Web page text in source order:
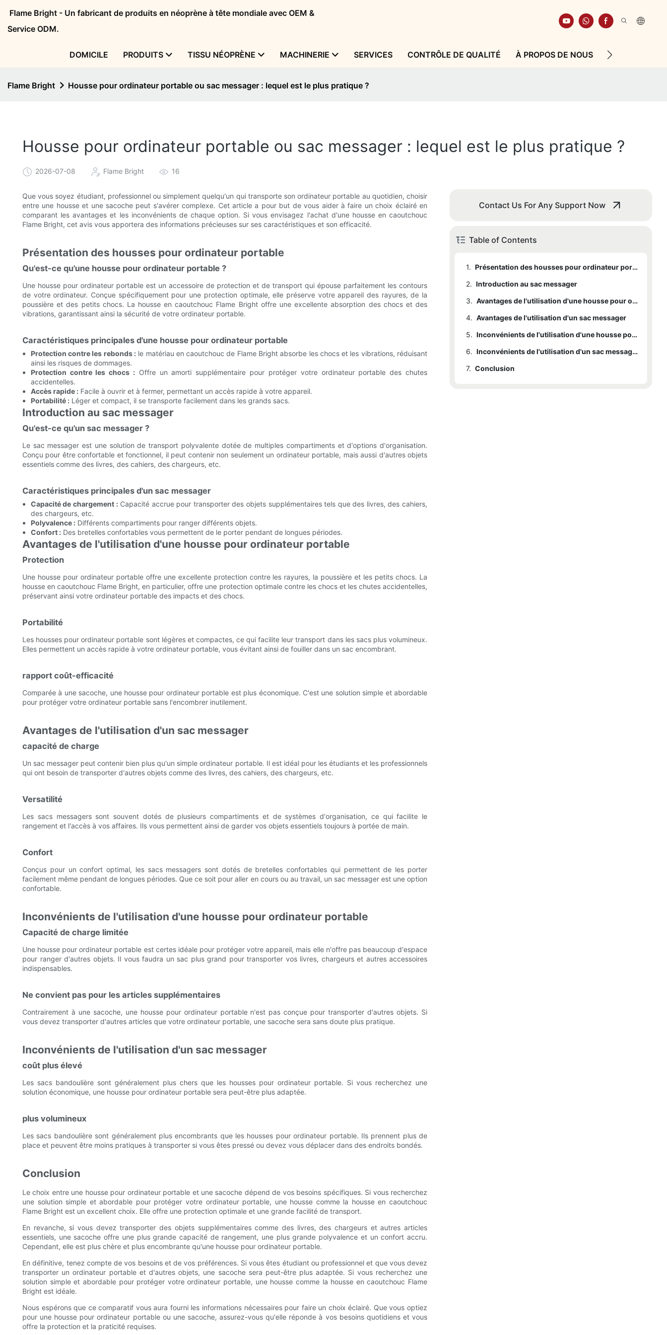
Flame Bright - Un fabricant de produits en néoprène à tête mondiale avec OEM &
Service ODM.
DOMICILE PRODUITS TISSU NÉOPRÈNE MACHINERIE SERVICES CONTRÔLE DE QUALITÉ À PROPOS DE NOUS RESSOURCE
Flame Bright Housse pour ordinateur portable ou sac messager : lequel est le plus pratique ?
Housse pour ordinateur portable ou sac messager : lequel est le plus pratique ?
2026-07-08 Flame Bright 16
Que vous soyez étudiant, professionnel ou simplement quelqu'un qui transporte son ordinateur portable au quotidien, choisir
entre une housse et une sacoche peut s'avérer complexe. Cet article a pour but de vous aider à faire un choix éclairé en
comparant les avantages et les inconvénients de chaque option. Si vous envisagez l'achat d'une housse en caoutchouc
Flame Bright, cet avis vous apportera des informations précieuses sur ses caractéristiques et son efficacité.
Présentation des housses pour ordinateur portable
Qu'est-ce qu'une housse pour ordinateur portable ?
Une housse pour ordinateur portable est un accessoire de protection et de transport qui épouse parfaitement les contours
de votre ordinateur. Conçue spécifiquement pour une protection optimale, elle préserve votre appareil des rayures, de la
poussière et des petits chocs. La housse en caoutchouc Flame Bright offre une excellente absorption des chocs et des
vibrations, garantissant ainsi la sécurité de votre ordinateur portable.
Caractéristiques principales d'une housse pour ordinateur portable
Protection contre les rebonds :le matériau en caoutchouc de Flame Bright absorbe les chocs et les vibrations, réduisant
ainsi les risques de dommages.
Protection contre les chocs : Offre un amorti supplémentaire pour protéger votre ordinateur portable des chutes
accidentelles.
Accès rapide :Facile à ouvrir et à fermer, permettant un accès rapide à votre appareil.
Portabilité :Léger et compact, il se transporte facilement dans les grands sacs.
Introduction au sac messager
Qu'est-ce qu'un sac messager ?
Le sac messager est une solution de transport polyvalente dotée de multiples compartiments et d'options d'organisation.
Conçu pour être confortable et fonctionnel, il peut contenir non seulement un ordinateur portable, mais aussi d'autres objets
essentiels comme des livres, des cahiers, des chargeurs, etc.
Caractéristiques principales d'un sac messager
Capacité de chargement :Capacité accrue pour transporter des objets supplémentaires tels que des livres, des cahiers,
des chargeurs, etc.
Polyvalence :Différents compartiments pour ranger différents objets.
Confort :Des bretelles confortables vous permettent de le porter pendant de longues périodes.
Avantages de l'utilisation d'une housse pour ordinateur portable
Protection
Une housse pour ordinateur portable offre une excellente protection contre les rayures, la poussière et les petits chocs. La
housse en caoutchouc Flame Bright, en particulier, offre une protection optimale contre les chocs et les chutes accidentelles,
préservant ainsi votre ordinateur portable des impacts et des chocs.
Portabilité
Les housses pour ordinateur portable sont légères et compactes, ce qui facilite leur transport dans les sacs plus volumineux.
Elles permettent un accès rapide à votre ordinateur portable, vous évitant ainsi de fouiller dans un sac encombrant.
rapport coût-efficacité
Comparée à une sacoche, une housse pour ordinateur portable est plus économique. C'est une solution simple et abordable
pour protéger votre ordinateur portable sans l'encombrer inutilement.
Avantages de l'utilisation d'un sac messager
capacité de charge
Un sac messager peut contenir bien plus qu'un simple ordinateur portable. Il est idéal pour les étudiants et les professionnels
qui ont besoin de transporter d'autres objets comme des livres, des cahiers, des chargeurs, etc.
Versatilité
Les sacs messagers sont souvent dotés de plusieurs compartiments et de systèmes d'organisation, ce qui facilite le
rangement et l'accès à vos affaires. Ils vous permettent ainsi de garder vos objets essentiels toujours à portée de main.
Confort
Conçus pour un confort optimal, les sacs messagers sont dotés de bretelles confortables qui permettent de les porter
facilement même pendant de longues périodes. Que ce soit pour aller en cours ou au travail, un sac messager est une option
confortable.
Inconvénients de l'utilisation d'une housse pour ordinateur portable
Capacité de charge limitée
Une housse pour ordinateur portable est certes idéale pour protéger votre appareil, mais elle n'offre pas beaucoup d'espace
pour ranger d'autres objets. Il vous faudra un sac plus grand pour transporter vos livres, chargeurs et autres accessoires
indispensables.
Ne convient pas pour les articles supplémentaires
Contrairement à une sacoche, une housse pour ordinateur portable n'est pas conçue pour transporter d'autres objets. Si
vous devez transporter d'autres articles que votre ordinateur portable, une sacoche sera sans doute plus pratique.
Inconvénients de l'utilisation d'un sac messager
coût plus élevé
Les sacs bandoulière sont généralement plus chers que les housses pour ordinateur portable. Si vous recherchez une
solution économique, une housse pour ordinateur portable sera peut-être plus adaptée.
plus volumineux
Les sacs bandoulière sont généralement plus encombrants que les housses pour ordinateur portable. Ils prennent plus de
place et peuvent être moins pratiques à transporter si vous êtes pressé ou devez vous déplacer dans des endroits bondés.
Conclusion
Le choix entre une housse pour ordinateur portable et une sacoche dépend de vos besoins spécifiques. Si vous recherchez
une solution simple et abordable pour protéger votre ordinateur portable, une housse comme la housse en caoutchouc
Flame Bright est un excellent choix. Elle offre une protection optimale et une grande facilité de transport.
En revanche, si vous devez transporter des objets supplémentaires comme des livres, des chargeurs et autres articles
essentiels, une sacoche offre une plus grande capacité de rangement, une plus grande polyvalence et un confort accru.
Cependant, elle est plus chère et plus encombrante qu'une housse pour ordinateur portable.
En définitive, tenez compte de vos besoins et de vos préférences. Si vous êtes étudiant ou professionnel et que vous devez
transporter un ordinateur portable et d'autres objets, une sacoche sera peut-être plus adaptée. Si vous recherchez une
solution simple et abordable pour protéger votre ordinateur portable, une housse comme la housse en caoutchouc Flame
Bright est idéale.
Nous espérons que ce comparatif vous aura fourni les informations nécessaires pour faire un choix éclairé. Que vous optiez
pour une housse pour ordinateur portable ou une sacoche, assurez-vous qu'elle réponde à vos besoins quotidiens et vous
offre la protection et la praticité requises.
Contact Us For Any Support Now
Table of Contents
1.
Présentation des housses pour ordinateur portable
1.1
1.2
Caractéristiques principales d'une housse pour ordinateur portable
2. Introduction au sac messager
2.1 Qu'est-ce qu'un sac messager ?
2.2
3.
Avantages de l'utilisation d'une housse pour ordinateur portable
3.1 Protection
3.2 Portabilité
3.3 rapport coût-efficacité
4. Avantages de l'utilisation d'un sac messager
4.1 capacité de charge
4.2 Versatilité
4.3 Confort
5.
Inconvénients de l'utilisation d'une housse pour ordinateur portable
5.1 Capacité de charge limitée
5.2
6.
Inconvénients de l'utilisation d'un sac messager
6.1 coût plus élevé
7. Conclusion